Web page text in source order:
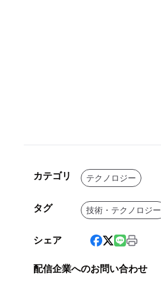
カテゴリ テクノロジー
タグ 技術・テクノロジー
シェア
配信企業へのお問い合わせ